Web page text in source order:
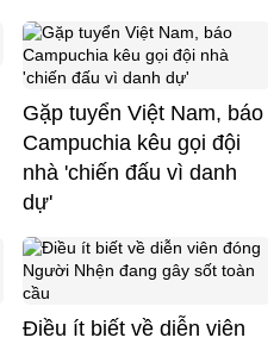
Gặp tuyển Việt Nam, báo
Campuchia kêu gọi đội
nhà 'chiến đấu vì danh
dự'
Điều ít biết về diễn viên